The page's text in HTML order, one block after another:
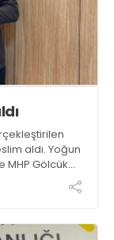
aldı. Yoğun
MHP Gölcük
hazır